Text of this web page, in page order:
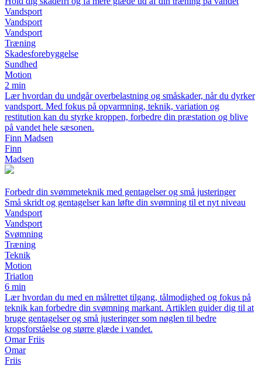
Vandsport
Vandsport
Vandsport
Træning
Skadesforebyggelse
Sundhed
Motion
2 min
Lær hvordan du undgår overbelastning og småskader, når du dyrker
vandsport. Med fokus på opvarmning, teknik, variation og
restitution kan du styrke kroppen, forbedre din præstation og blive
på vandet hele sæsonen.
Finn Madsen
Finn
Madsen
Forbedr din svømmeteknik med gentagelser og små justeringer
Små skridt og gentagelser kan løfte din svømning til et nyt niveau
Vandsport
Vandsport
Svømning
Træning
Teknik
Motion
Triatlon
6 min
Lær hvordan du med en målrettet tilgang, tålmodighed og fokus på
teknik kan forbedre din svømning markant. Artiklen guider dig til at
bruge gentagelser og små justeringer som nøglen til bedre
kropsforståelse og større glæde i vandet.
Omar Friis
Omar
Friis